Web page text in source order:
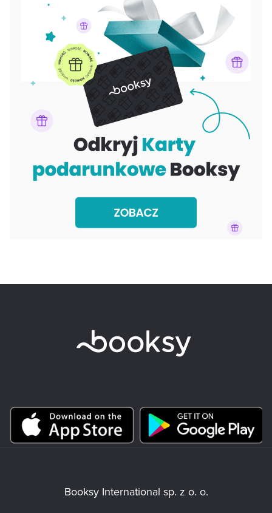
Booksy International sp. z o. o.